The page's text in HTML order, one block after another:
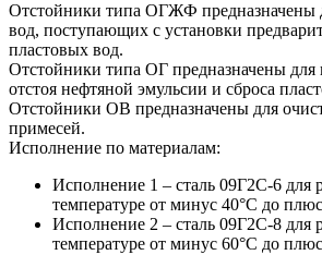
Отстойники типа ОГЖФ предназначены
вод, поступающих с установки
пластовых вод.
Отстойники типа ОГ предназначены для
отстоя нефтяной эмульсии и сброса
Отстойники ОВ предназначены для
примесей.
Исполнение по материалам:
Исполнение 1 – сталь 09Г2С-6 для
температуре от минус 40°С до
Исполнение 2 – сталь 09Г2С-8 для
температуре от минус 60°С до